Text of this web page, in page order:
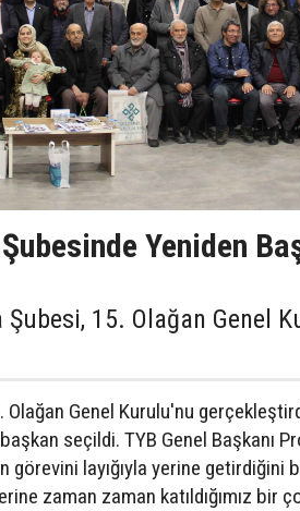
Yeniden
15. Olağan Genel
Genel Kurulu'nu
seçildi. TYB Genel Başkanı
görevini layığıyla yerine getirdiğini
zaman zaman katıldığımız bir